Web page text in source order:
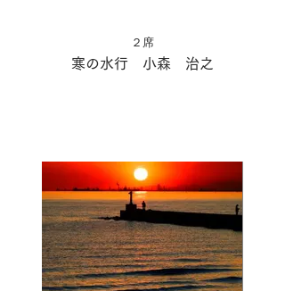
２席
寒の水行 小森 治之